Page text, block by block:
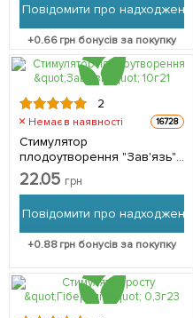
Повідомити про надходження
+0.66грн бонусів за покупку
2
Немає в наявності 16728
Стимулятор
плодоутворення "Зав'язь"
10г
22.05 грн
Повідомити про надходження
+0.88грн бонусів за покупку